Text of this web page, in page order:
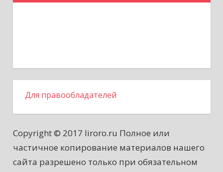
Для правообладателей
Copyright © 2017 liroro.ru Полное или
частичное копирование материалов нашего
сайта разрешено только при обязательном